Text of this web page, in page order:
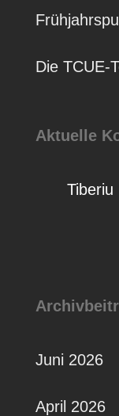
Die TCUE-
Aktuelle
Tiberiu
Juni 2026
April 2026